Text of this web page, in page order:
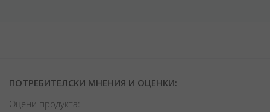
ПОТРЕБИТЕЛСКИ МНЕНИЯ И ОЦЕНКИ:
Оцени продукта: